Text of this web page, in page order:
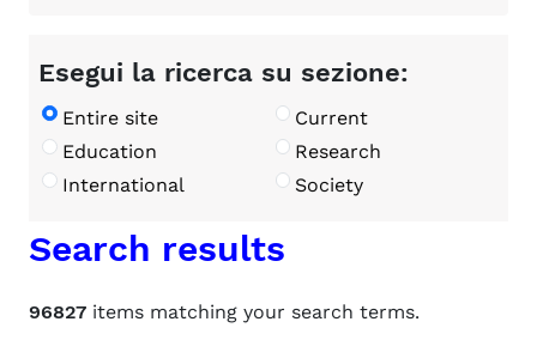
Esegui la ricerca su sezione:
Entire site
Current
Education
Research
International
Society
Search results
96827 items matching your search terms.